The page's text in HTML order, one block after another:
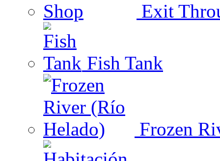
Exit
Fish Tank
Frozen